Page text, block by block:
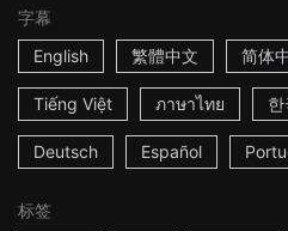
字幕
English
繁體中文 简体
Tiếng Việt ภาษาไทย 한
Deutsch Español
标签